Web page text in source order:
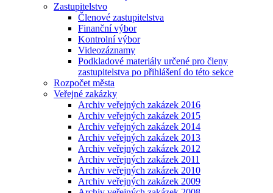
Zastupitelstvo
Členové zastupitelstva
Finanční výbor
Kontrolní výbor
Videozáznamy
Podkladové materiály určené pro členy
zastupitelstva po přihlášení do této sekce
Rozpočet města
Veřejné zakázky
Archiv veřejných zakázek 2016
Archiv veřejných zakázek 2015
Archiv veřejných zakázek 2014
Archiv veřejných zakázek 2013
Archiv veřejných zakázek 2012
Archiv veřejných zakázek 2011
Archiv veřejných zakázek 2010
Archiv veřejných zakázek 2009